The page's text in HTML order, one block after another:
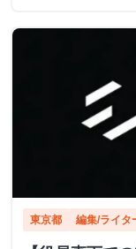
東京都 編集/ライタ